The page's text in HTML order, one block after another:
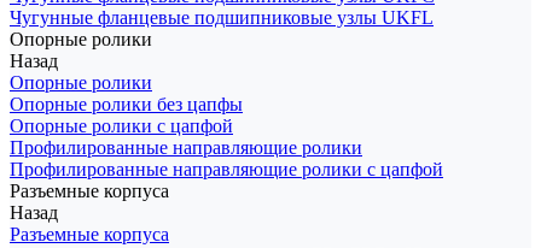
Чугунные фланцевые подшипниковые узлы UKFL
Опорные ролики
Назад
Опорные ролики
Опорные ролики без цапфы
Опорные ролики с цапфой
Профилированные направляющие ролики
Профилированные направляющие ролики с цапфой
Разъемные корпуса
Назад
Разъемные корпуса